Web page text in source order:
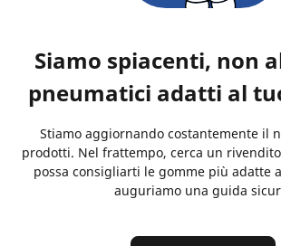
Siamo spiacenti, non
pneumatici adatti al
Stiamo aggiornando costantemente il
prodotti. Nel frattempo, cerca un
possa consigliarti le gomme più adatte
auguriamo una guida